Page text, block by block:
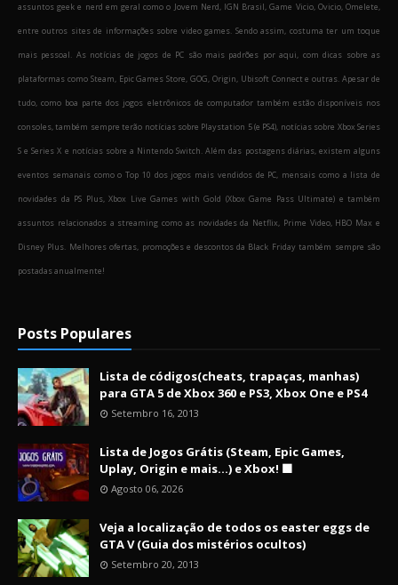
assuntos geek e nerd em geral como o Jovem Nerd, IGN Brasil, Game Vicio, Ovicio, Omelete,
entre outros sites de informações sobre video games. Sendo assim, costuma ter um toque
mais pessoal. As notícias de jogos de PC são mais padrões por aqui, com dicas sobre as
plataformas como Steam, Epic Games Store, GOG, Origin, Ubisoft Connect e outras. Apesar de
tudo, como boa parte dos jogos eletrônicos de computador também estão disponíveis nos
consoles, também sempre terão notícias sobre Playstation 5 (e PS4), notícias sobre Xbox Series
S e Series X e notícias sobre a Nintendo Switch. Além das postagens diárias, existem alguns
eventos semanais como o Top 10 dos jogos mais vendidos de PC, mensais como a lista de
novidades da PS Plus, Xbox Live Games with Gold (Xbox Game Pass Ultimate) e também
assuntos relacionados a streaming como as novidades da Netflix, Prime Video, HBO Max e
Disney Plus. Melhores ofertas, promoções e descontos da Black Friday também sempre são
postadas anualmente!
Posts Populares
Lista de códigos(cheats, trapaças, manhas)
para GTA 5 de Xbox 360 e PS3, Xbox One e PS4
Setembro 16, 2013
Lista de Jogos Grátis (Steam, Epic Games,
Uplay, Origin e mais...) e Xbox! 🟩
Agosto 06, 2026
Veja a localização de todos os easter eggs de
GTA V (Guia dos mistérios ocultos)
Setembro 20, 2013